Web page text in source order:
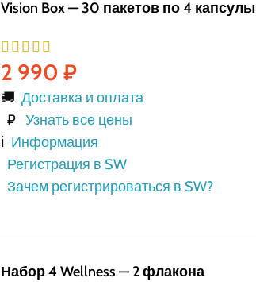
Vision Box — 30 пакетов по 4 капсулы
2 990 ₽
🚚 Доставка и оплата
₽ Узнать все цены
ℹ️ Информация
Регистрация в SW
Зачем регистрироваться в SW?
Набор 4 Wellness — 2 флакона